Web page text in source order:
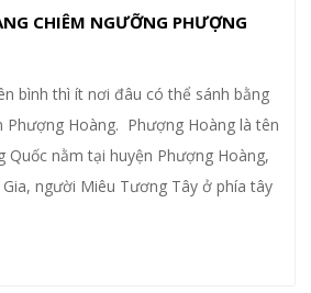
CHIÊM NGƯỠNG PHƯỢNG
bình thì ít nơi đâu có thể sánh bằng
Phượng Hoàng. Phượng Hoàng là tên
Quốc nằm tại huyện Phượng Hoàng,
người Miêu Tương Tây ở phía tây